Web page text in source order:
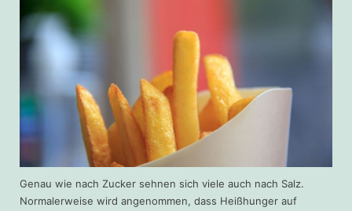
Genau wie nach Zucker sehnen sich viele auch nach Salz.
Normalerweise wird angenommen, dass Heißhunger auf